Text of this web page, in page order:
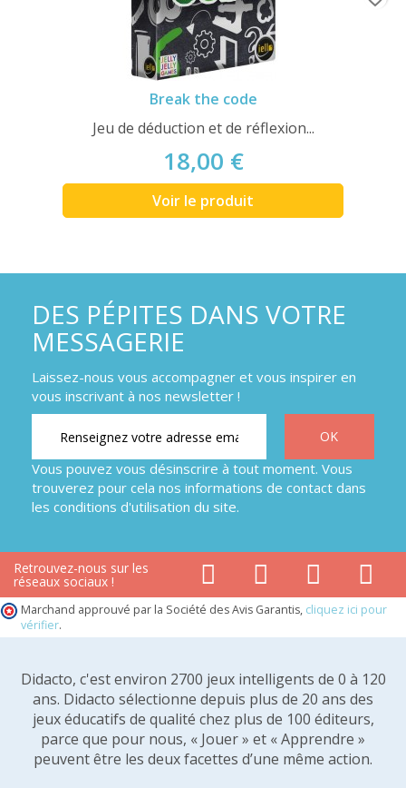
Break the code
Jeu de déduction et de réflexion...
18,00 €
Voir le produit
DES PÉPITES DANS VOTRE
MESSAGERIE
Laissez-nous vous accompagner et vous inspirer en
vous inscrivant à nos newsletter !
Vous pouvez vous désinscrire à tout moment. Vous
trouverez pour cela nos informations de contact dans
les conditions d'utilisation du site.
Retrouvez-nous sur les
réseaux sociaux !
Marchand approuvé par la Société des Avis Garantis, cliquez ici pour
vérifier.
Didacto, c'est environ 2700 jeux intelligents de 0 à 120
ans. Didacto sélectionne depuis plus de 20 ans des
jeux éducatifs de qualité chez plus de 100 éditeurs,
parce que pour nous, « Jouer » et « Apprendre »
peuvent être les deux facettes d’une même action.